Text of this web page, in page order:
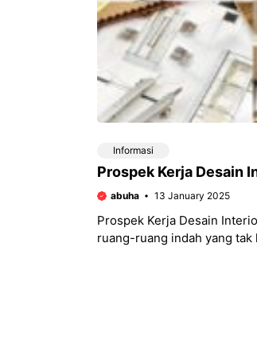
Informasi
Prospek Kerja Desain
abuha 13 January 2025
Prospek Kerja Desain
ruang-ruang indah yang